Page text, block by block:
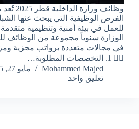
وظائف وزارة
الفرص الوظيفية التي يبحث عنها
للعمل في بيئة أمنية وتنظيمية
الوزارة سنوياً مجموعة من الوظائف
في مجالات متعددة برواتب مجزية
👮‍♂️ 1. التخصصات المطلوبة…
Mohammed Majed
مايو 27, 2025
تعليق واحد